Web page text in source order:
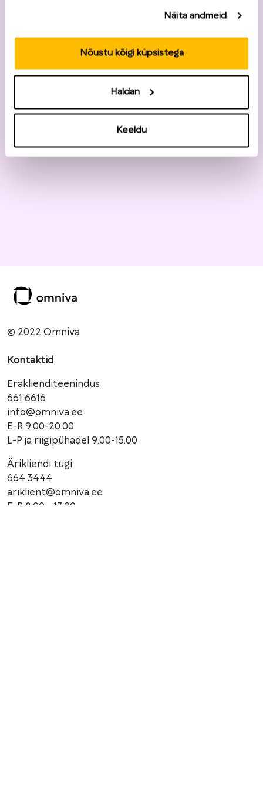
Näita andmeid
Nõustu kõigi küpsistega
Haldan
Keeldu
© 2022 Omniva
Kontaktid
Eraklienditeenindus
661 6616
info@omniva.ee
E-R 9.00-20.00
L-P ja riigipühadel 9.00-15.00
Ärikliendi tugi
664 3444
ariklient@omniva.ee
E-R 8.00 - 17.00